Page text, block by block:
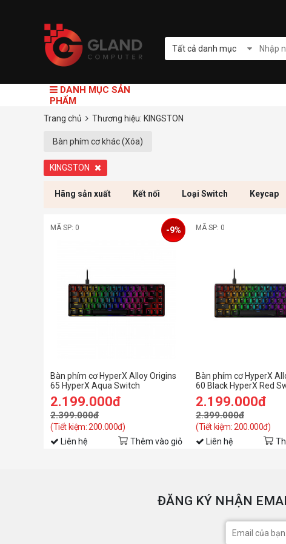
Tất cả danh mục
DANH MỤC SẢN
PHẨM
Trang chủ Thương hiệu: KINGSTON
Bàn phím cơ khác (Xóa)
KINGSTON
Hãng sản xuất Kết nối Loại Switch Keycap
MÃ SP: 0
Bàn phím cơ HyperX Alloy Origins
65 HyperX Aqua Switch
2.199.000đ
2.399.000đ
(Tiết kiệm: 200.000đ)
-9%
Liên hệ Thêm vào giỏ
MÃ SP: 0
Bàn phím cơ HyperX
60 Black HyperX Red
2.199.000đ
2.399.000đ
(Tiết kiệm: 200.000đ)
Liên hệ
ĐĂNG KÝ NHẬN